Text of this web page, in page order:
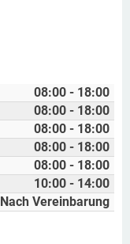
08:00 - 18:00
08:00 - 18:00
08:00 - 18:00
08:00 - 18:00
08:00 - 18:00
10:00 - 14:00
Nach Vereinbarung